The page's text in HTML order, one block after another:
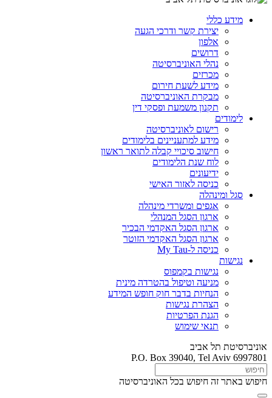
מידע כללי
יצירת קשר ודרכי הגעה
אלפון
דרושים
נהלי האוניברסיטה
מכרזים
מידע לשעת חירום
מבקרת האוניברסיטה
תקנון משמעת ופסקי דין
לימודים
רישום לאוניברסיטה
מידע למתעניינים בלימודים
חישוב סיכויי קבלה לתואר ראשון
לוח שנת הלימודים
ידיעונים
כניסה לאזור האישי
סגל ומינהלה
אגפים ומשרדי מינהלה
ארגון הסגל המנהלי
ארגון הסגל האקדמי הבכיר
ארגון הסגל האקדמי הזוטר
כניסה ל-My Tau
נגישות
נגישות בקמפוס
מניעה וטיפול בהטרדה מינית
הנחיות בדבר חוק חופש המידע
הצהרת נגישות
הגנת הפרטיות
תנאי שימוש
אוניברסיטת תל אביב
P.O. Box 39040, Tel Aviv 6997801
חיפוש באתר זה חיפוש בכל האוניברסיטה